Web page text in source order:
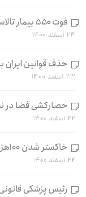
فوت ۵۵۰ بیمار تالاسمی در سه سال اخیر
۲۴ اسفند ۱۴۰۰
حذف قوانین ایران
۲۳ اسفند ۱۴۰۰
حصارکشی فضا در
۲۲ اسفند ۱۴۰۰
خاکستر شدن ۱۰۰هزار هکتار جنگل و مرتع طی ۵ سال
۲۲ اسفند ۱۴۰۰
رئیس پزشکی